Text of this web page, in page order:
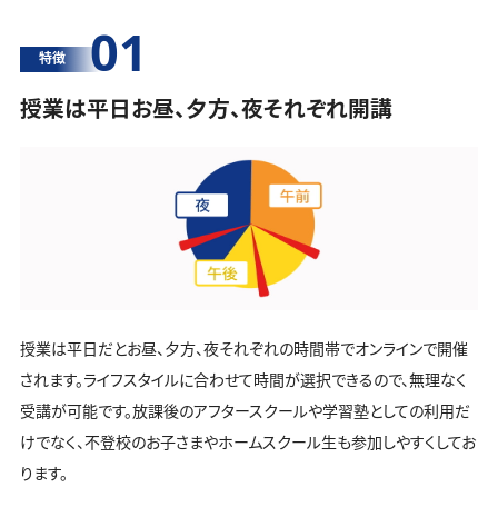
特徴 01
授業は平日お昼、夕方、夜それぞれ開講
授業は平日だとお昼、夕方、夜それぞれの時間帯でオンラインで開催
されます。ライフスタイルに合わせて時間が選択できるので、無理なく
受講が可能です。放課後のアフタースクールや学習塾としての利用だ
けでなく、不登校のお子さまやホームスクール生も参加しやすくしてお
ります。